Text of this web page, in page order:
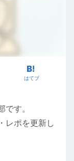
はてブ
です。
レポを更新し